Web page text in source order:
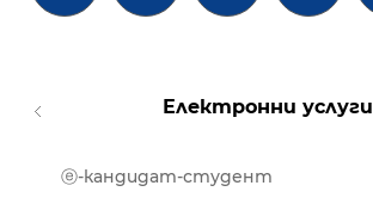
Електронни услуги
ⓔ-кандидат-студент